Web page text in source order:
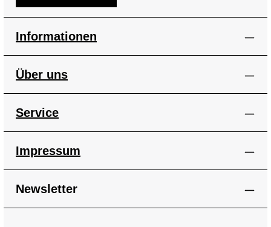
Informationen
Über uns
Service
Impressum
Newsletter